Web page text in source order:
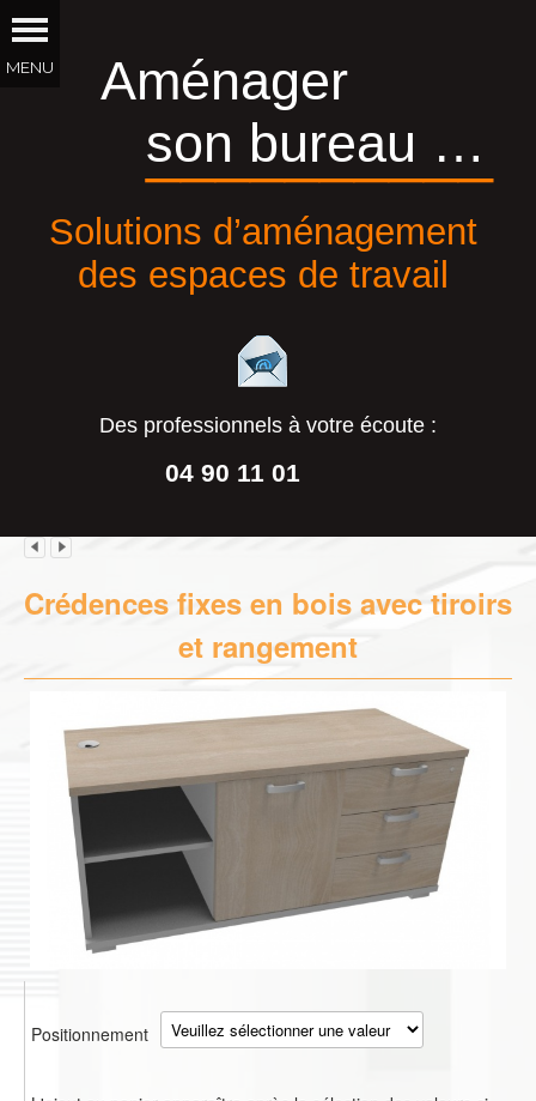
Aménager
son bureau …
Solutions d’aménagement
des espaces de travail
Des professionnels à votre écoute :
04 90 11 01
__________
Crédences fixes en bois avec tiroirs
et rangement
Positionnement